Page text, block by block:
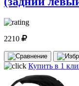
2210
Купить в 1